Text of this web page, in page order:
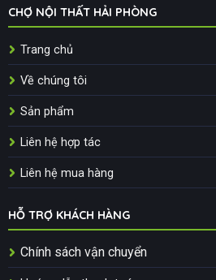
CHỢ NỘI THẤT HẢI PHÒNG
Trang chủ
Về chúng tôi
Sản phẩm
Liên hệ hợp tác
Liên hệ mua hàng
HỖ TRỢ KHÁCH HÀNG
Chính sách vận chuyển